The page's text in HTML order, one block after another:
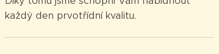
každý den prvotřídní kvalitu.